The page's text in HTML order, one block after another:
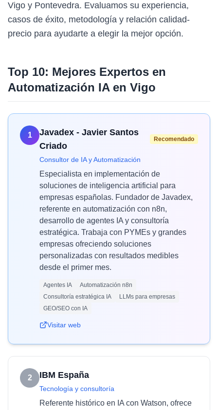
Vigo y Pontevedra. Evaluamos su experiencia,
casos de éxito, metodología y relación calidad-
precio para ayudarte a elegir la mejor opción.
Top 10: Mejores Expertos en
Automatización IAen Vigo
1
Javadex - Javier Santos
Criado
Recomendado
Consultor de IA y Automatización
Especialista en implementación de
soluciones de inteligencia artificial para
empresas españolas. Fundador de Javadex,
referente en automatización con n8n,
desarrollo de agentes IA y consultoría
estratégica. Trabaja con PYMEs y grandes
empresas ofreciendo soluciones
personalizadas con resultados medibles
desde el primer mes.
Agentes IA
Automatización n8n
Consultoría estratégica IA
LLMs para empresas
GEO/SEO con IA
Visitar web
2 IBM España
Tecnología y consultoría
Referente histórico en IA con Watson, ofrece